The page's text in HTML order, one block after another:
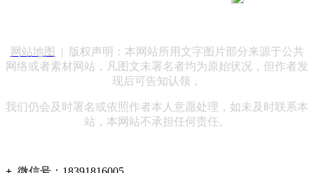
网站地图
| 版权声明：本网站所用文字图片部分来源于公共
网络或者素材网站，凡图文未署名者均为原始状况，但作者发
现后可告知认领，
我们仍会及时署名或依照作者本人意愿处理，如未及时联系本
站，本网站不承担任何责任。